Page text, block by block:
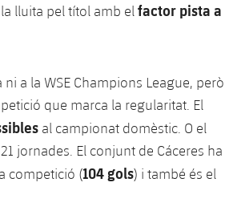
lluita pel títol amb elfactor pista a
a la WSE Champions League, però
que marca la regularitat. El
al campionat domèstic. O el
jornades. El conjunt de Cáceres ha
competició (104 gols) i també és el